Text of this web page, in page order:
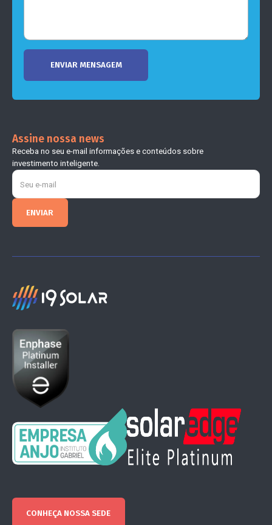
Assine nossa news
Receba no seu e-mail informações e conteúdos sobre
investimento inteligente.
CONHEÇA NOSSA SEDE